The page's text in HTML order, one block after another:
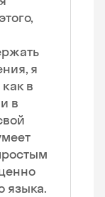
я
в
в
языка.